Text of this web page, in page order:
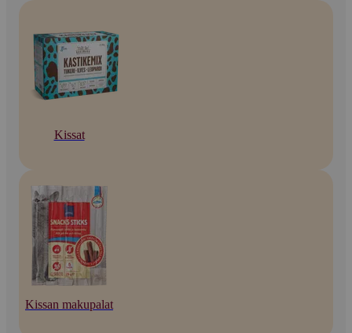
Kissat
Kissan makupalat